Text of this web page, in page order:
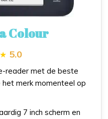
Colour
5.0
reader met de beste
merk momenteel op
7 inch scherm en